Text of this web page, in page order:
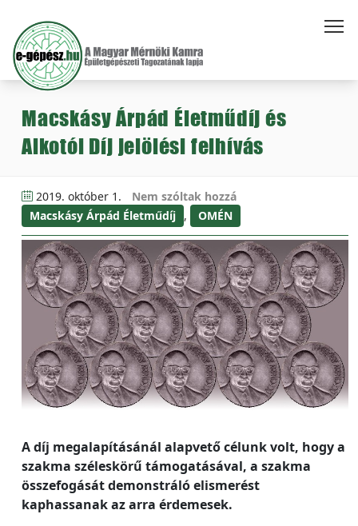
Macskásy Árpád Életműdíj és
Alkotói Díj jelölési felhívás
2019. október 1.
Nem szóltak hozzá
Macskásy Árpád Életműdíj , OMÉN
A díj megalapításánál alapvető célunk volt, hogy a
szakma széleskörű támogatásával, a szakma
összefogását demonstráló elismerést
kaphassanak az arra érdemesek.